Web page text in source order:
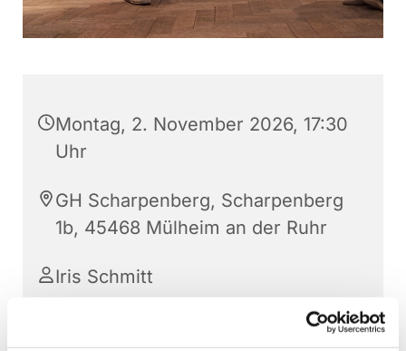
Montag, 2. November 2026, 17:30
Uhr
GH Scharpenberg, Scharpenberg
1b, 45468 Mülheim an der Ruhr
Iris Schmitt